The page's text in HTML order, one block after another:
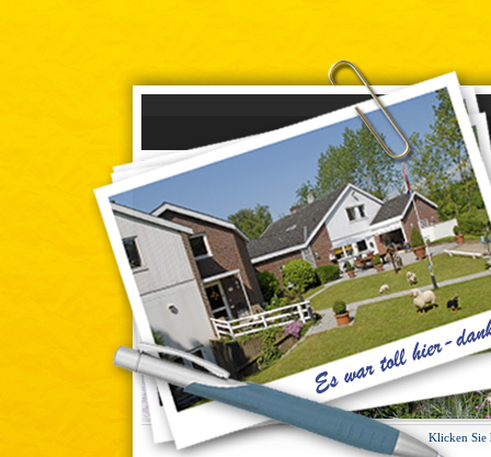
Klicken